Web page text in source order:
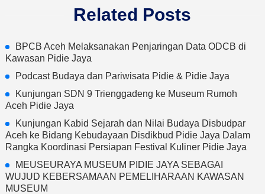
Related Posts
BPCB Aceh Melaksanakan Penjaringan Data ODCB di
Kawasan Pidie Jaya
Podcast Budaya dan Pariwisata Pidie & Pidie Jaya
Kunjungan SDN 9 Trienggadeng ke Museum Rumoh
Aceh Pidie Jaya
Kunjungan Kabid Sejarah dan Nilai Budaya Disbudpar
Aceh ke Bidang Kebudayaan Disdikbud Pidie Jaya Dalam
Rangka Koordinasi Persiapan Festival Kuliner Pidie Jaya
MEUSEURAYA MUSEUM PIDIE JAYA SEBAGAI
WUJUD KEBERSAMAAN PEMELIHARAAN KAWASAN
MUSEUM